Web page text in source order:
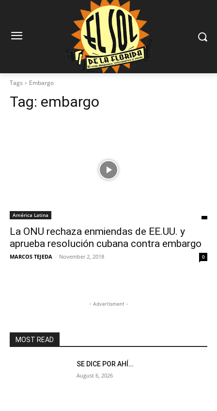
Tags Embargo
Tag: embargo
América Latina
La ONU rechaza enmiendas de EE.UU. y
aprueba resolución cubana contra embargo
MARCOS TEJEDA - November 2, 2018 0
- Advertisment -
MOST READ
SE DICE POR AHÍ…
August 6, 2026